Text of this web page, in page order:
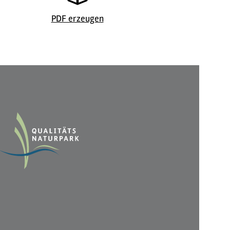
PDF erzeugen